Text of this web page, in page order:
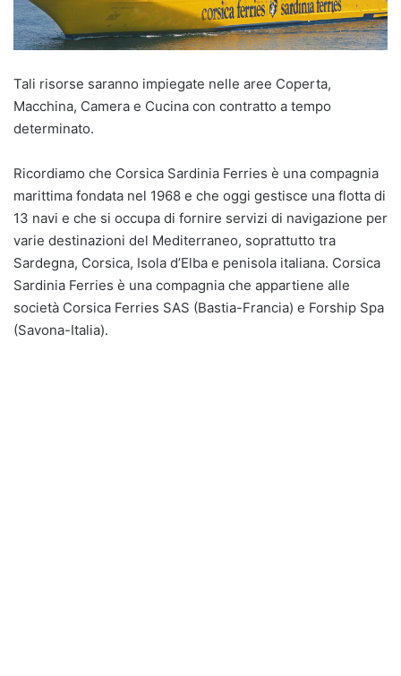
Tali risorse saranno impiegate nelle aree Coperta,
Macchina, Camera e Cucina con contratto a tempo
determinato.
Ricordiamo che Corsica Sardinia Ferries è una compagnia
marittima fondata nel 1968 e che oggi gestisce una flotta di
13 navi e che si occupa di fornire servizi di navigazione per
varie destinazioni del Mediterraneo, soprattutto tra
Sardegna, Corsica, Isola d’Elba e penisola italiana. Corsica
Sardinia Ferries è una compagnia che appartiene alle
società Corsica Ferries SAS (Bastia-Francia) e Forship Spa
(Savona-Italia).